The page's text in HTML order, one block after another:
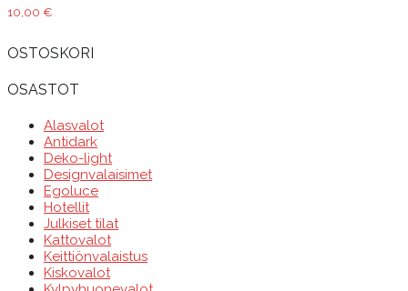
10,00 €
OSTOSKORI
OSASTOT
Alasvalot
Antidark
Deko-light
Designvalaisimet
Egoluce
Hotellit
Julkiset tilat
Kattovalot
Keittiönvalaistus
Kiskovalot